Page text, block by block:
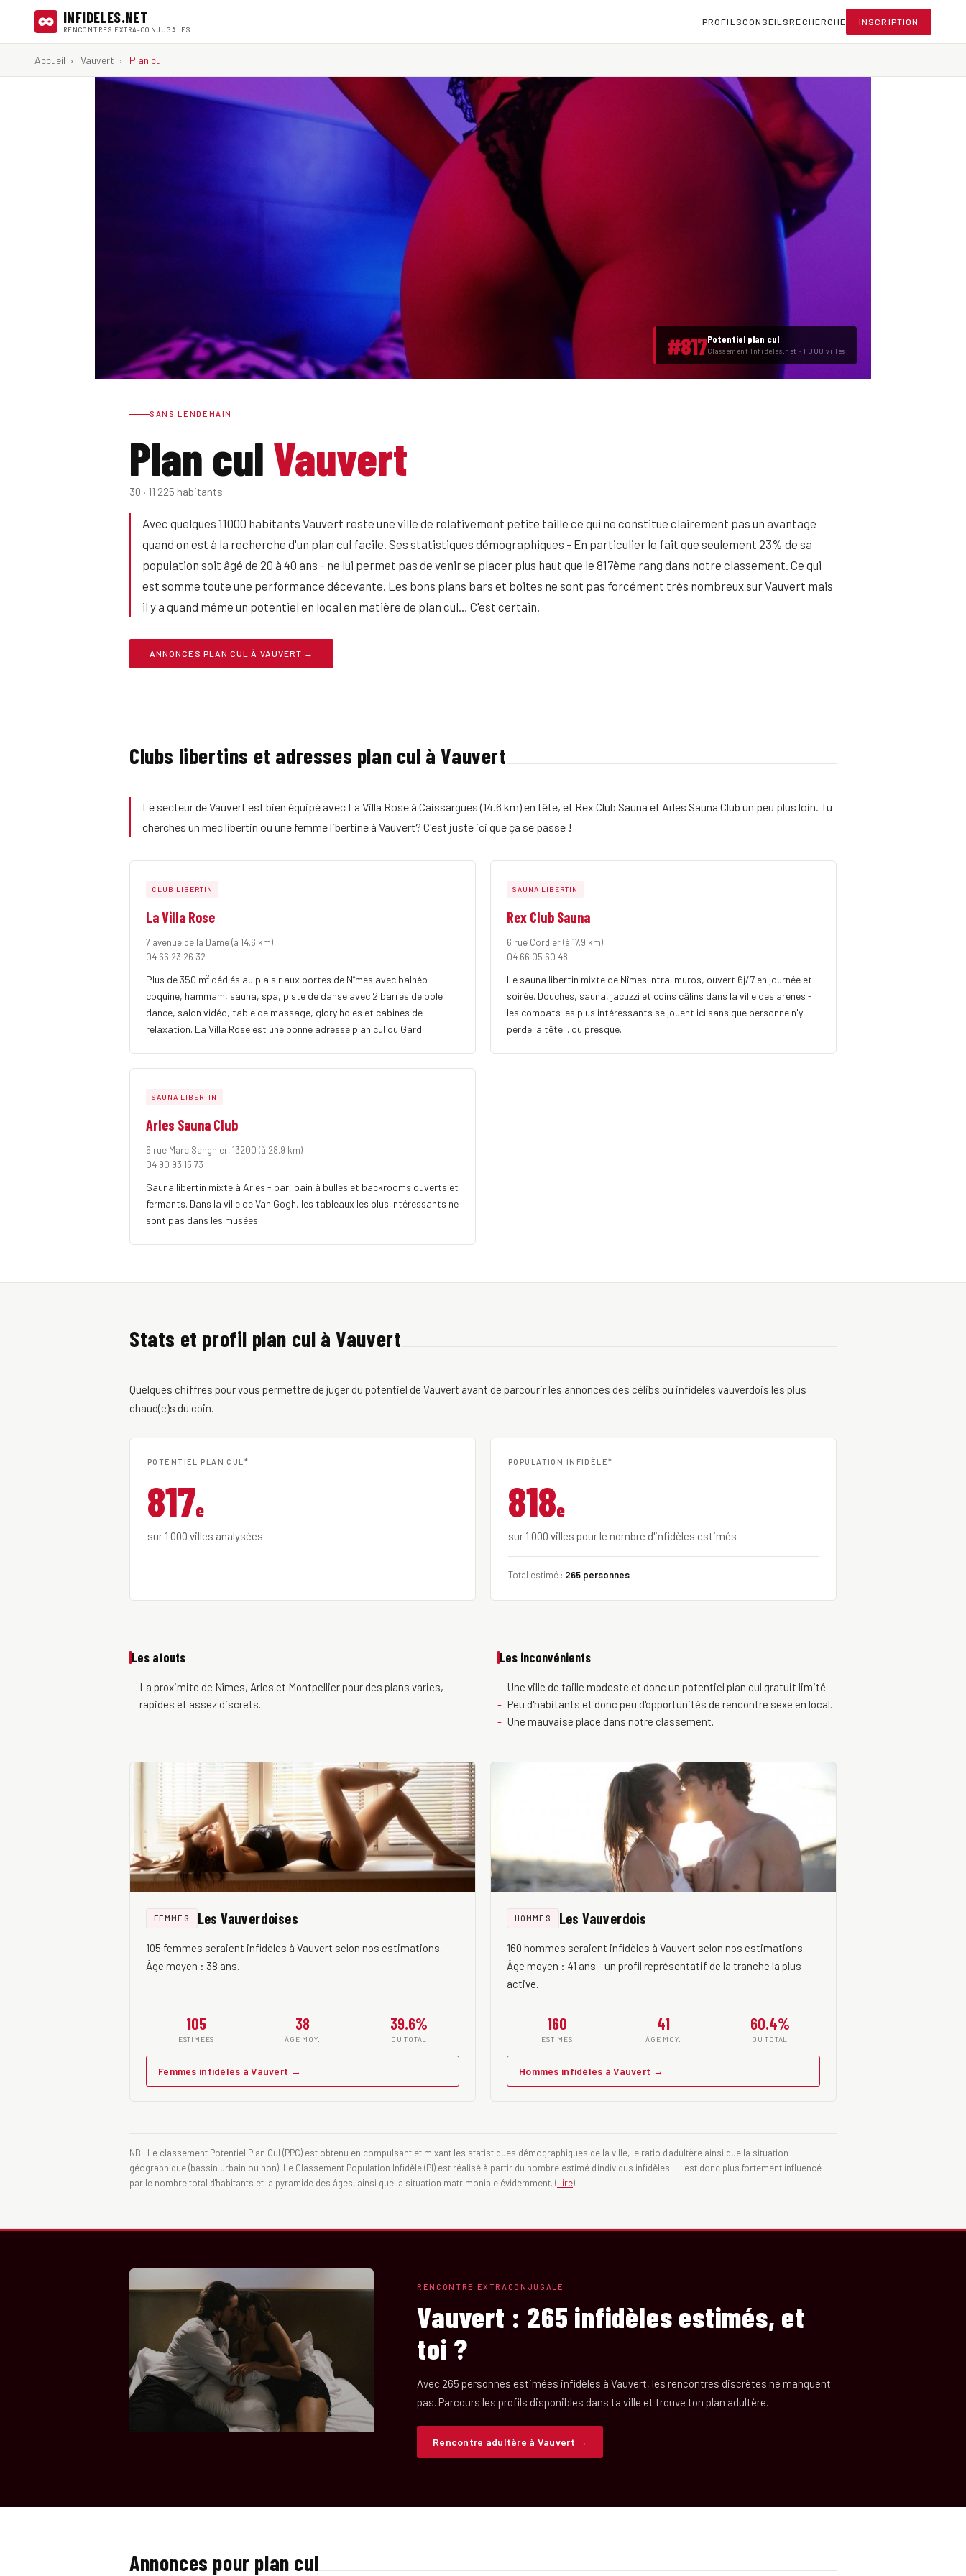
INFIDELES.NET
RENCONTRES EXTRA-CONJUGALES
PROFILSCONSEILSRECHERCHE INSCRIPTION
Accueil › Vauvert › Plan cul
#817Potentiel plan cul
Classement Infideles.net · 1 000 villes
SANS LENDEMAIN
Plan culVauvert
30 · 11 225 habitants
Avec quelques 11000 habitants Vauvert reste une ville de relativement petite taille ce qui ne constitue clairement pas un avantage
quand on est à la recherche d'un plan cul facile. Ses statistiques démographiques - En particulier le fait que seulement 23% de sa
population soit âgé de 20 à 40 ans - ne lui permet pas de venir se placer plus haut que le 817ème rang dans notre classement. Ce qui
est somme toute une performance décevante. Les bons plans bars et boites ne sont pas forcément très nombreux sur Vauvert mais
il y a quand même un potentiel en local en matière de plan cul… C'est certain.
ANNONCES PLAN CUL À VAUVERT →
Clubs libertins et adresses plan cul à Vauvert
Le secteur de Vauvert est bien équipé avec La Villa Rose à Caissargues (14.6 km) en tête, et Rex Club Sauna et Arles Sauna Club un peu plus loin. Tu
cherches un mec libertin ou une femme libertine à Vauvert? C'est juste ici que ça se passe !
CLUB LIBERTIN
La Villa Rose
7 avenue de la Dame(à 14.6 km)
04 66 23 26 32
Plus de 350 m² dédiés au plaisir aux portes de Nîmes avec balnéo
coquine, hammam, sauna, spa, piste de danse avec 2 barres de pole
dance, salon vidéo, table de massage, glory holes et cabines de
relaxation. La Villa Rose est une bonne adresse plan cul du Gard.
SAUNA LIBERTIN
Rex Club Sauna
6 rue Cordier(à 17.9 km)
04 66 05 60 48
Le sauna libertin mixte de Nîmes intra-muros, ouvert 6j/7 en journée et
soirée. Douches, sauna, jacuzzi et coins câlins dans la ville des arènes -
les combats les plus intéressants se jouent ici sans que personne n'y
perde la tête... ou presque.
SAUNA LIBERTIN
Arles Sauna Club
6 rue Marc Sangnier, 13200 (à 28.9 km)
04 90 93 15 73
Sauna libertin mixte à Arles - bar, bain à bulles et backrooms ouverts et
fermants. Dans la ville de Van Gogh, les tableaux les plus intéressants ne
sont pas dans les musées.
Stats et profil plan cul à Vauvert
Quelques chiffres pour vous permettre de juger du potentiel de Vauvert avant de parcourir les annonces des célibs ou infidèles vauverdois les plus
chaud(e)s du coin.
POTENTIEL PLAN CUL*
817e
sur 1 000 villes analysées
POPULATION INFIDÈLE*
818e
sur 1 000 villes pour le nombre d'infidèles estimés
Total estimé : 265 personnes
Les atouts
La proximite de Nîmes, Arles et Montpellier pour des plans varies,
rapides et assez discrets.
Les inconvénients
Une ville de taille modeste et donc un potentiel plan cul gratuit limité.
Peu d'habitants et donc peu d'opportunités de rencontre sexe en local.
Une mauvaise place dans notre classement.
FEMMES Les Vauverdoises
105 femmes seraient infidèles à Vauvert selon nos estimations.
Âge moyen : 38 ans.
105
ESTIMÉES
38
ÂGE MOY.
39.6%
DU TOTAL
Femmes infidèles à Vauvert →
HOMMES Les Vauverdois
160 hommes seraient infidèles à Vauvert selon nos estimations.
Âge moyen : 41 ans - un profil représentatif de la tranche la plus
active.
160
ESTIMÉS
41
ÂGE MOY.
60.4%
DU TOTAL
Hommes infidèles à Vauvert →
NB : Le classement Potentiel Plan Cul (PPC) est obtenu en compulsant et mixant les statistiques démographiques de la ville, le ratio d'adultère ainsi que la situation
géographique (bassin urbain ou non). Le Classement Population Infidèle (PI) est réalisé à partir du nombre estimé d'individus infidèles - Il est donc plus fortement influencé
par le nombre total d'habitants et la pyramide des âges, ainsi que la situation matrimoniale évidemment. (Lire)
RENCONTRE EXTRACONJUGALE
Vauvert : 265 infidèles estimés, et
toi ?
Avec 265 personnes estimées infidèles à Vauvert, les rencontres discrètes ne manquent
pas. Parcours les profils disponibles dans ta ville et trouve ton plan adultère.
Rencontre adultère à Vauvert →
Annonces pour plan cul